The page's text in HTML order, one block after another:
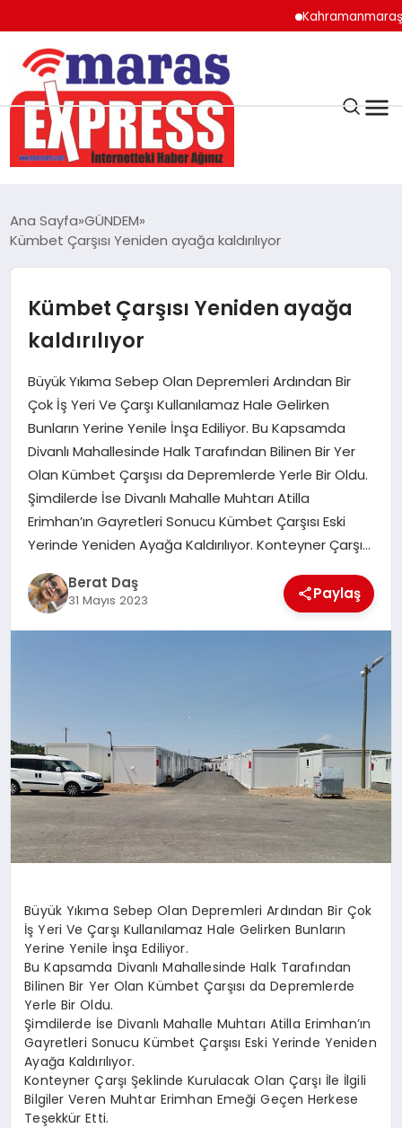
Kahramanmaraş’ta
K.MARAŞ
ANDIRIN
ÇAĞLAYANCERİT
BİZE ULAŞIN
GÖKSUN
TÜRKOĞLU
KÜNYE
Ana Sayfa GÜNDEM
Kümbet Çarşısı Yeniden ayağa kaldırılıyor
Kümbet Çarşısı Yeniden ayağa
kaldırılıyor
Büyük Yıkıma Sebep Olan Depremleri Ardından Bir
Çok İş Yeri Ve Çarşı Kullanılamaz Hale Gelirken
Bunların Yerine Yenile İnşa Ediliyor. Bu Kapsamda
Divanlı Mahallesinde Halk Tarafından Bilinen Bir Yer
Olan Kümbet Çarşısı da Depremlerde Yerle Bir Oldu.
Şimdilerde İse Divanlı Mahalle Muhtarı Atilla
Erimhan’ın Gayretleri Sonucu Kümbet Çarşısı Eski
Yerinde Yeniden Ayağa Kaldırılıyor. Konteyner Çarşı…
Berat Daş
31 Mayıs 2023 Paylaş
Büyük Yıkıma Sebep Olan Depremleri Ardından Bir Çok
İş Yeri Ve Çarşı Kullanılamaz Hale Gelirken Bunların
Yerine Yenile İnşa Ediliyor.
Bu Kapsamda Divanlı Mahallesinde Halk Tarafından
Bilinen Bir Yer Olan Kümbet Çarşısı da Depremlerde
Yerle Bir Oldu.
Şimdilerde İse Divanlı Mahalle Muhtarı Atilla Erimhan’ın
Gayretleri Sonucu Kümbet Çarşısı Eski Yerinde Yeniden
Ayağa Kaldırılıyor.
Konteyner Çarşı Şeklinde Kurulacak Olan Çarşı İle İlgili
Bilgiler Veren Muhtar Erimhan Emeği Geçen Herkese
Teşekkür Etti.